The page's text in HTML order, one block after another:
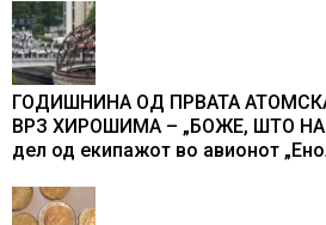
ГОДИШНИНА ОД ПРВАТА
ВРЗ ХИРОШИМА – „БОЖЕ, ШТО
дел од екипажот во авионот
промени текот на историјата